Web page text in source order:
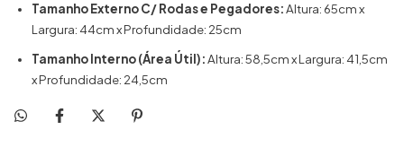
Tamanho Externo C/ Rodas e Pegadores:Altura: 65cm x
Largura: 44cm x Profundidade: 25cm
Tamanho Interno (Área Útil):Altura: 58,5cm x Largura: 41,5cm
x Profundidade: 24,5cm